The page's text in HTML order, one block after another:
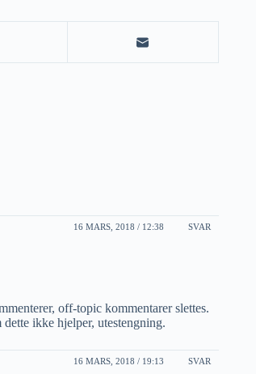
16 MARS, 2018 / 12:38 SVAR
off-topic kommentarer slettes.
ikke hjelper, utestengning.
16 MARS, 2018 / 19:13 SVAR